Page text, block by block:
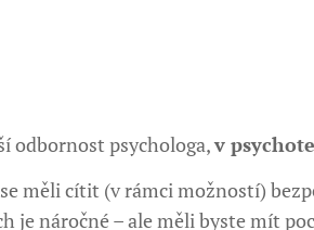
odbornost psychologa,v
měli cítit (v rámci možností)
je náročné – ale měli byste mít